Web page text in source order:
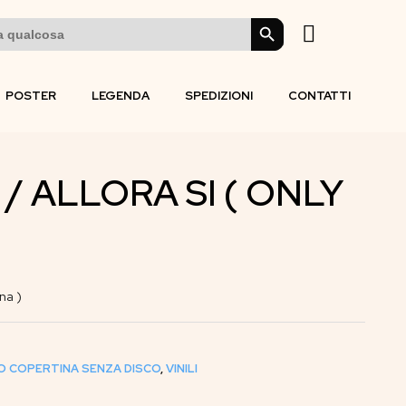
SEARCH BUTTON
POSTER LEGENDA SPEDIZIONI CONTATTI
ALLORA SI ( ONLY
)
COPERTINA SENZA DISCO,VINILI